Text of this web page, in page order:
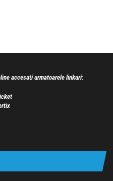
accesati urmatoarele linkuri: